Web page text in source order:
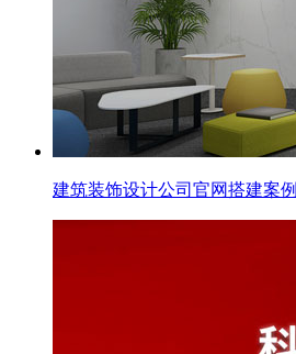
建筑装饰设计公司官网搭建案例